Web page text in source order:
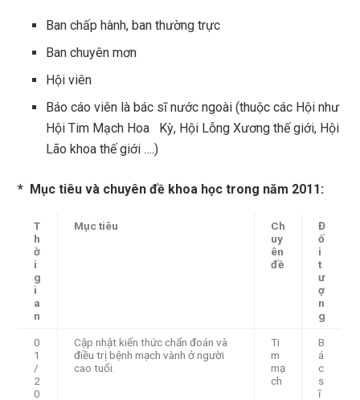
Ban chấp hành, ban thường trực
Ban chuyên mơn
Hội viên
Báo cáo viên là bác sĩ nước ngoài (thuộc các Hội như
Hội Tim Mạch Hoa Kỳ, Hội Lỗng Xương thế giới, Hội
Lão khoa thế giới ….)
* Mục tiêu và chuyên đề khoa học trong năm 2011:
T
h
ờ
i
g
i
a
n
Mục tiêu
Ch
uy
ên
đề
Đ
ố
i
t
ư
ợ
n
g
0
1
/
2
0
Cập nhật kiến thức chẩn đoán và
điều trị bệnh mạch vành ở người
cao tuổi.
Ti
m
mạ
ch
B
á
c
s
ĩ